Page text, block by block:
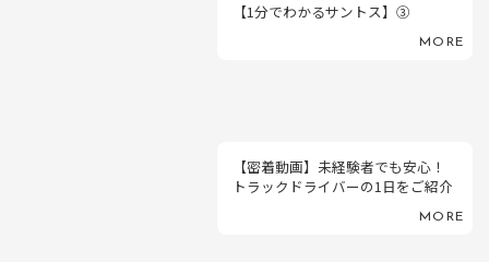
【1分でわかるサントス】③
MORE
【密着動画】未経験者でも安心！
トラックドライバーの1日をご紹介
MORE